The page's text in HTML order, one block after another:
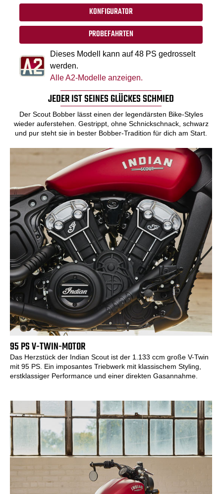
KONFIGURATOR
PROBEFAHRTEN
Dieses Modell kann auf 48 PS gedrosselt
werden.
Alle A2-Modelle anzeigen.
JEDER IST SEINES GLÜCKES SCHMIED
Der Scout Bobber lässt einen der legendärsten Bike-Styles
wieder auferstehen. Gestrippt, ohne Schnickschnack, schwarz
und pur steht sie in bester Bobber-Tradition für dich am Start.
95 PS V-TWIN-MOTOR
Das Herzstück der Indian Scout ist der 1.133 ccm große V-Twin
mit 95 PS. Ein imposantes Triebwerk mit klassischem Styling,
erstklassiger Performance und einer direkten Gasannahme.